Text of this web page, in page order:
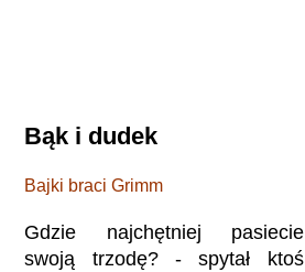
Bąk i dudek
Bajki braci Grimm
Gdzie najchętniej pasiecie
swoją trzodę? - spytał ktoś